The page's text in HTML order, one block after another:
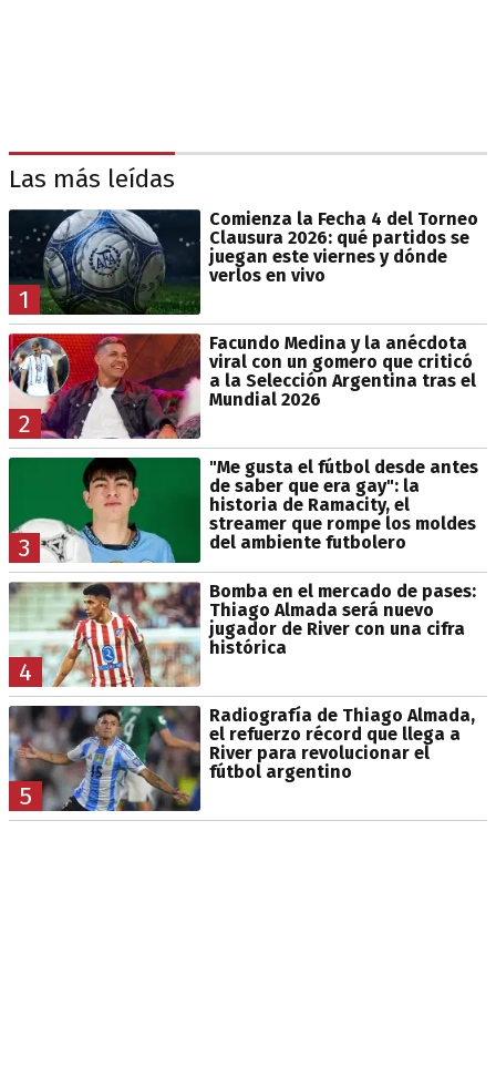
Las más leídas
1
Comienza la Fecha 4 del Torneo
Clausura 2026: qué partidos se
juegan este viernes y dónde
verlos en vivo
2
Facundo Medina y la anécdota
viral con un gomero que criticó
a la Selección Argentina tras el
Mundial 2026
3
"Me gusta el fútbol desde antes
de saber que era gay": la
historia de Ramacity, el
streamer que rompe los moldes
del ambiente futbolero
4
Bomba en el mercado de pases:
Thiago Almada será nuevo
jugador de River con una cifra
histórica
5
Radiografía de Thiago Almada,
el refuerzo récord que llega a
River para revolucionar el
fútbol argentino